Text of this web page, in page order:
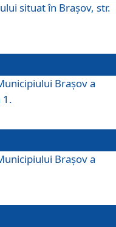
situat în Brașov, str.
Brașov a
1.
Brașov a